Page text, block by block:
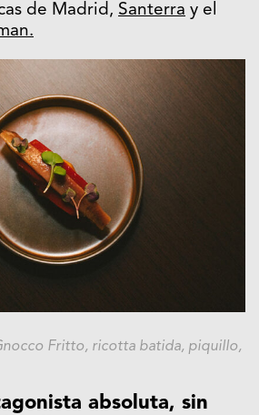
de Madrid, Santerra y el
Fritto, ricotta batida, piquillo,
absoluta, sin